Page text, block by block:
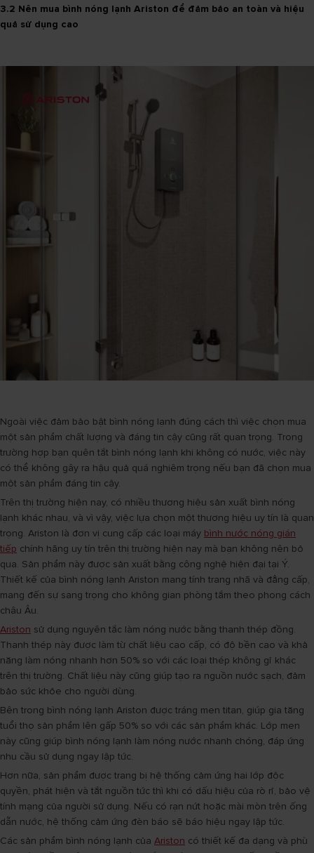
3.2 Nên mua bình nóng lạnh Ariston để đảm bảo an toàn và hiệu
quả sử dụng cao
Ngoài việc đảm bảo bật bình nóng lạnh đúng cách thì việc chọn mua
một sản phẩm chất lượng và đáng tin cậy cũng rất quan trọng. Trong
trường hợp bạn quên tắt bình nóng lạnh khi không có nước, việc này
có thể không gây ra hậu quả quá nghiêm trọng nếu bạn đã chọn mua
một sản phẩm đáng tin cậy.
Trên thị trường hiện nay, có nhiều thương hiệu sản xuất bình nóng
lạnh khác nhau, và vì vậy, việc lựa chọn một thương hiệu uy tín là quan
trọng. Ariston là đơn vị cung cấp các loại máy bình nước nóng gián
tiếp chính hãng uy tín trên thị trường hiện nay mà bạn không nên bỏ
qua. Sản phẩm này được sản xuất bằng công nghệ hiện đại tại Ý.
Thiết kế của bình nóng lạnh Ariston mang tính trang nhã và đẳng cấp,
mang đến sự sang trọng cho không gian phòng tắm theo phong cách
châu Âu.
Ariston sử dụng nguyên tắc làm nóng nước bằng thanh thép đồng.
Thanh thép này được làm từ chất liệu cao cấp, có độ bền cao và khả
năng làm nóng nhanh hơn 50% so với các loại thép không gỉ khác
trên thị trường. Chất liệu này cũng giúp tạo ra nguồn nước sạch, đảm
bảo sức khỏe cho người dùng.
Bên trong bình nóng lạnh Ariston được tráng men titan, giúp gia tăng
tuổi thọ sản phẩm lên gấp 50% so với các sản phẩm khác. Lớp men
này cũng giúp bình nóng lạnh làm nóng nước nhanh chóng, đáp ứng
nhu cầu sử dụng ngay lập tức.
Hơn nữa, sản phẩm được trang bị hệ thống cảm ứng hai lớp độc
quyền, phát hiện và tắt nguồn tức thì khi có dấu hiệu của rò rỉ, bảo vệ
tính mạng của người sử dụng. Nếu có rạn nứt hoặc mài mòn trên ống
dẫn nước, hệ thống cảm ứng đèn báo sẽ báo hiệu ngay lập tức.
Các sản phẩm bình nóng lạnh của Ariston có thiết kế đa dạng và phù